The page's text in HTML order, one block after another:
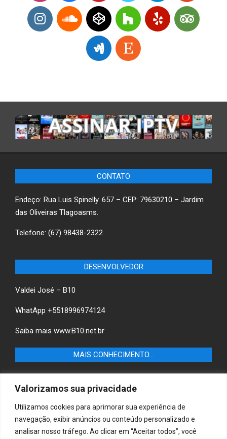
Valorizamos sua privacidade
Utilizamos cookies para aprimorar sua experiência de
navegação, exibir anúncios ou conteúdo personalizado e
analisar nosso tráfego. Ao clicar em “Aceitar todos”, você
CONTATO
Endeço: Rua Luis Spinelly. 657 – CEP: 79630210 – Jardim
das Oliveiras Tlagoasms.
Telefone: (67) 98438-2322
DESENVOLVEDOR
Valdei José – B10
WhatApp +5518996974124
Saiba mais www.B10.net.br
MAIS CONHECIMENTO…
Castilho-SP e descubra as melhores empresas e serviços
locais.
B10 Brasil – Informação e Poder